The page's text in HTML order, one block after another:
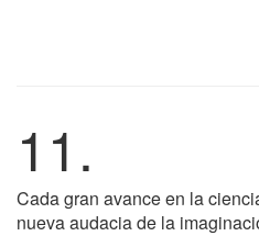
11.
Cada gran avance en la
nueva audacia de la